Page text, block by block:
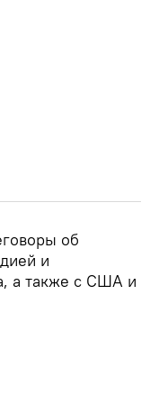
об
и
а также с США и